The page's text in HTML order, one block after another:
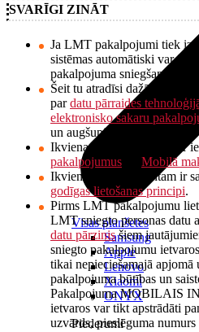
Visas planšetes
Samsung
Apple
Lenovo
Xiaomi
ONYX
Piederumi
SVARĪGI ZINĀT
Ja LMT pakalpojumi tiek
sistēmas automātiski var
pakalpojuma sniegšanu.
Šeit tu atradīsi dažādus
pardatu pārraides
elektronisko sakaru
un augšupielādes ātrumiem.
Ikvienam LMT klientam ir
pakalpojumus
Mobilā
Ikvienam LMT klientam ir
godīgas lietošanas principi.
Pirms LMT pakalpojumu
LMT sniegto personas datu
datu pārzinisšiem
sniegto pakalpojumu
tikai nepieciešamajā
pakalpojuma būtības un
Pakalpojuma MOBILAIS
ietvaros var tikt apstrādāti
uzvārds, pieslēguma